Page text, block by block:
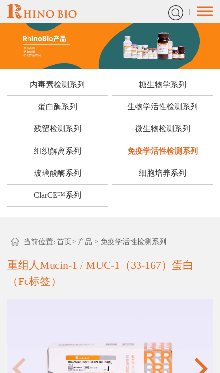
内毒素检测系列 糖生物学系列
蛋白酶系列 生物学活性检测系列
残留检测系列 微生物检测系列
组织解离系列 免疫学活性检测系列
玻璃酸酶系列 细胞培养系列
ClarCE™系列
当前位置: 首页> 产品 > 免疫学活性检测系列
重组人Mucin-1 / MUC-1（33-167）蛋白
（Fc标签）